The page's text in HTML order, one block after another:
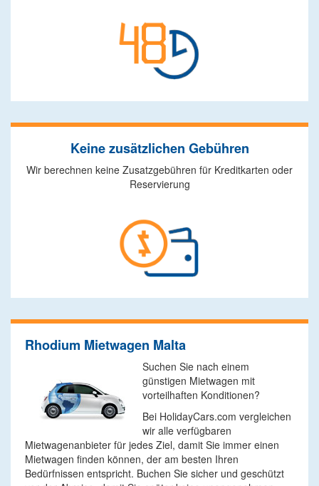
Keine zusätzlichen Gebühren
Wir berechnen keine Zusatzgebühren für Kreditkarten oder
Reservierung
Rhodium Mietwagen Malta
Suchen Sie nach einem
günstigen Mietwagen mit
vorteilhaften Konditionen?
Bei HolidayCars.com vergleichen
wir alle verfügbaren
Mietwagenanbieter für jedes Ziel, damit Sie immer einen
Mietwagen finden können, der am besten Ihren
Bedürfnissen entspricht. Buchen Sie sicher und geschützt